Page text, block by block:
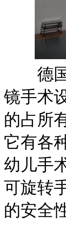
德国
镜手术
的占所
它有各
幼儿手
可旋转
的安全